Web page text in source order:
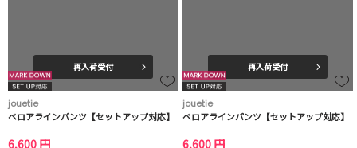
再入荷受付
jouetie
ベロアラインパンツ【セットアップ対応】
6,600 円
再入荷受付
jouetie
ベロアラインパンツ【セットアップ対応】
6,600 円